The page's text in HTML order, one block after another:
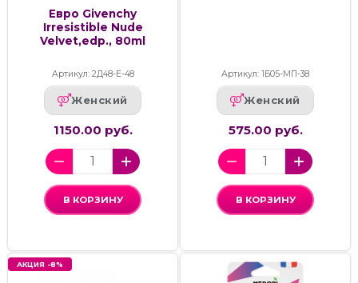
Евро Givenchy
Irresistible Nude
Velvet,edp., 80ml
Артикул: 2Д48-Е-48
Женский
1150.00 руб.
В КОРЗИНУ
Артикул: 1Б05-МП-38
Женский
575.00 руб.
В КОРЗИНУ
АКЦИЯ -8%